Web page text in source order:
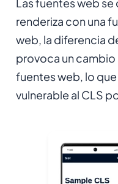
Las fuentes web
renderiza con una
web, la diferencia
provoca un cambio
fuentes web, lo
vulnerable al CLS